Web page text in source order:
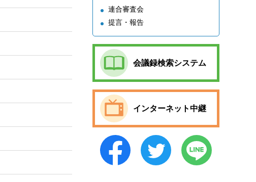
連合審査会
提言・報告
会議録検索システム
インターネット中継